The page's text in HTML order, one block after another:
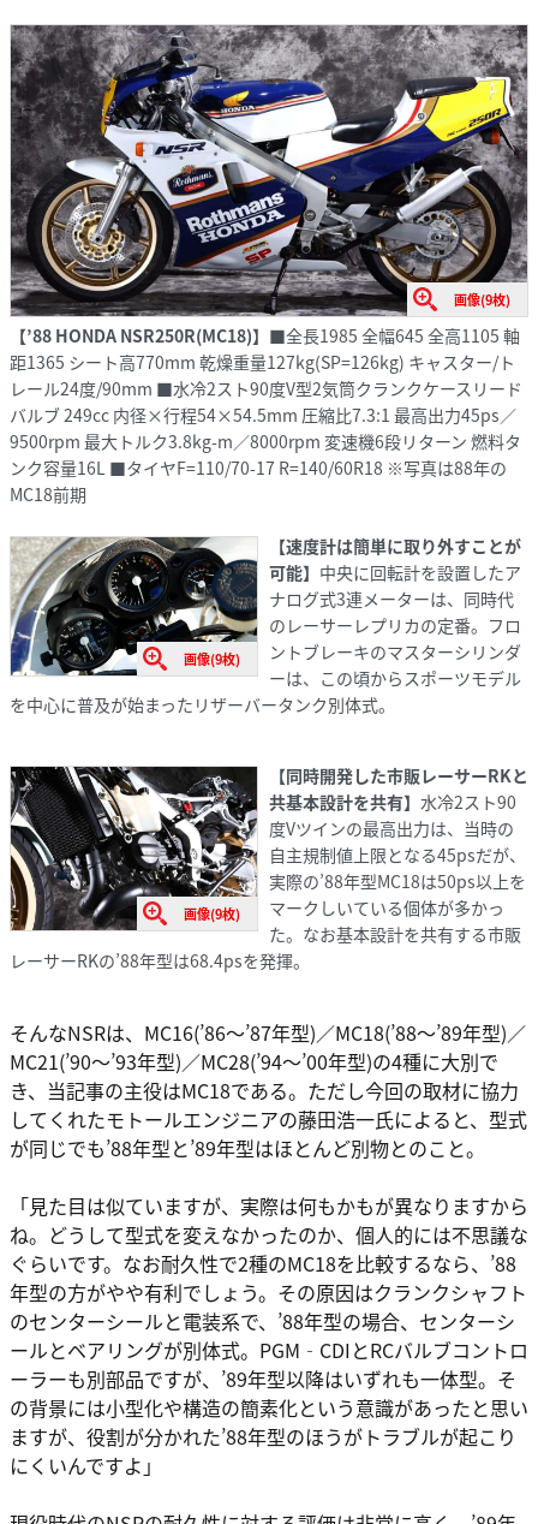
画像(9枚)
【’88 HONDA NSR250R(MC18)】 ■全長1985 全幅645 全高1105 軸
距1365 シート高770mm 乾燥重量127kg(SP=126kg) キャスター/ト
レール24度/90mm ■水冷2スト90度V型2気筒クランクケースリード
バルブ 249cc 内径×行程54×54.5mm 圧縮比7.3:1 最高出力45ps／
9500rpm 最大トルク3.8kg-m／8000rpm 変速機6段リターン 燃料タ
ンク容量16L ■タイヤF=110/70-17 R=140/60R18 ※写真は88年の
MC18前期
画像(9枚)
【速度計は簡単に取り外すことが
可能】 中央に回転計を設置したア
ナログ式3連メーターは、同時代
のレーサーレプリカの定番。フロ
ントブレーキのマスターシリンダ
ーは、この頃からスポーツモデル
を中心に普及が始まったリザーバータンク別体式。
画像(9枚)
【同時開発した市販レーサーRKと
共基本設計を共有】 水冷2スト90
度Vツインの最高出力は、当時の
自主規制値上限となる45psだが、
実際の’88年型MC18は50ps以上を
マークしいている個体が多かっ
た。なお基本設計を共有する市販
レーサーRKの’88年型は68.4psを発揮。
そんなNSRは、MC16(’86〜’87年型)／MC18(’88〜’89年型)／
MC21(’90〜’93年型)／MC28(’94〜’00年型)の4種に大別で
き、当記事の主役はMC18である。ただし今回の取材に協力
してくれたモトールエンジニアの藤田浩一氏によると、型式
が同じでも’88年型と’89年型はほとんど別物とのこと。
「見た目は似ていますが、実際は何もかもが異なりますから
ね。どうして型式を変えなかったのか、個人的には不思議な
ぐらいです。なお耐久性で2種のMC18を比較するなら、’88
年型の方がやや有利でしょう。その原因はクランクシャフト
のセンターシールと電装系で、’88年型の場合、センターシ
ールとベアリングが別体式。PGM‐CDIとRCバルブコントロ
ーラーも別部品ですが、’89年型以降はいずれも一体型。そ
の背景には小型化や構造の簡素化という意識があったと思い
ますが、役割が分かれた’88年型のほうがトラブルが起こり
にくいんですよ」